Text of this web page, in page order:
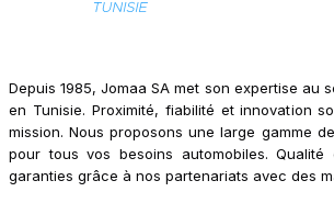
Depuis 1985, Jomaa SA met son expertise au
en Tunisie. Proximité, fiabilité et innovation
mission. Nous proposons une large gamme
pour tous vos besoins automobiles.
garanties grâce à nos partenariats avec des